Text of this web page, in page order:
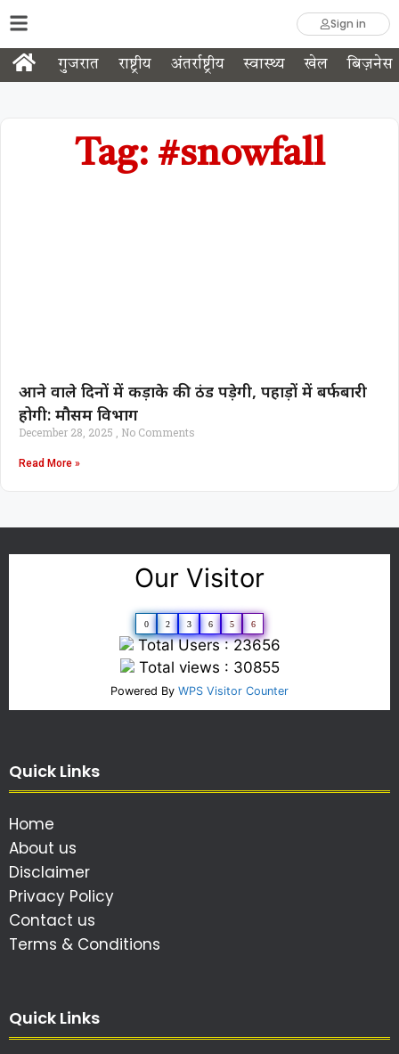
Sign in
गुजरात राष्ट्रीय अंतर्राष्ट्रीय स्वास्थ्य खेल बिज़नेस
Tag: #snowfall
आने वाले दिनों में कड़ाके की ठंड पड़ेगी, पहाड़ों में बर्फबारी
होगी: मौसम विभाग
December 28, 2025 No Comments
Read More »
Our Visitor
0 2 3 6 5 6
Total Users : 23656
Total views : 30855
Powered By WPS Visitor Counter
Quick Links
Home
About us
Disclaimer
Privacy Policy
Contact us
Terms & Conditions
Quick Links